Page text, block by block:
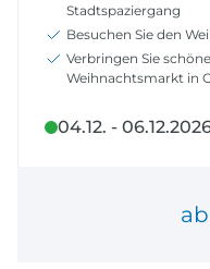
Stadtspaziergang
Besuchen Sie den
Verbringen Sie
Weihnachtsmarkt in
04.12. -
ab